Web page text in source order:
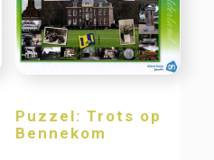
Puzzel: Trots op
Bennekom